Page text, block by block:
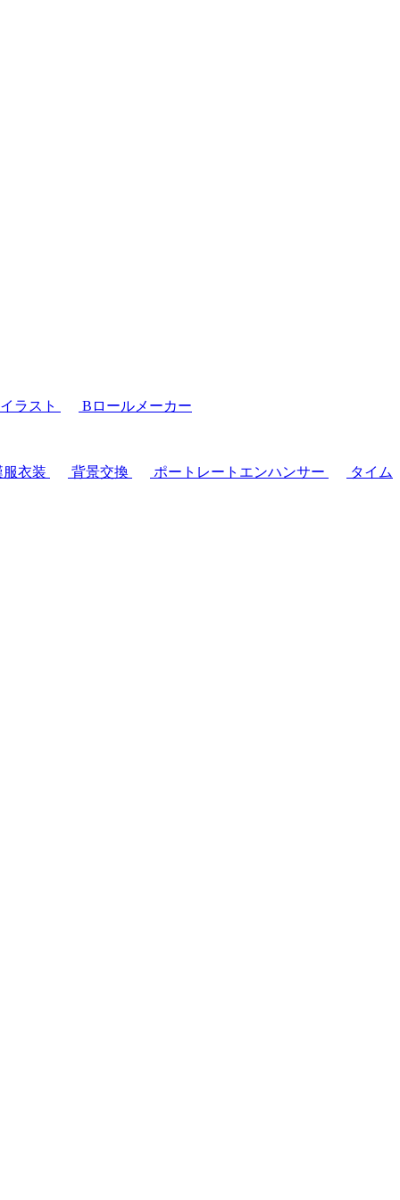
ラスト Bロールメーカー
衣装 背景交換 ポートレートエンハンサー タイム